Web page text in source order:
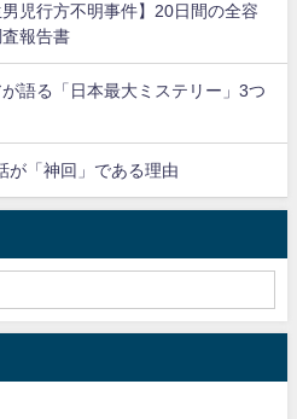
児行方不明事件】20日間の全容
報告書
語る「日本最大ミステリー」3つ
が「神回」である理由